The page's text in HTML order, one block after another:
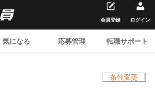
気になる 応募管理 転職サポート
会員登録 ログイン
条件変更